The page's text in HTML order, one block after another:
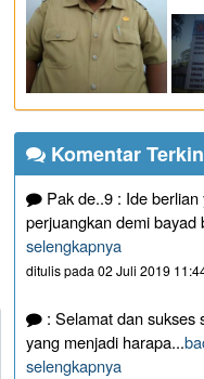
Komentar
Pak de..9 : Ide
perjuangkan demi bayad
selengkapnya
ditulis pada 02 Juli 2019
: Selamat dan sukses
yang menjadi harapa...
selengkapnya